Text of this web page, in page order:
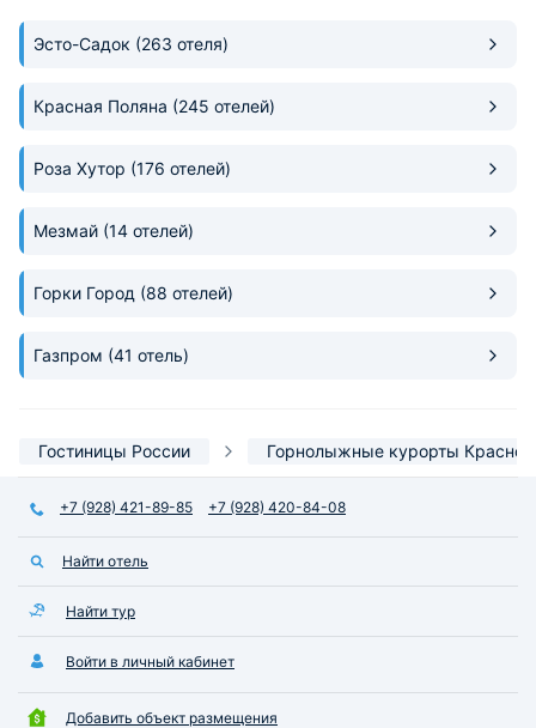
Эсто-Садок (263 отеля)
Красная Поляна (245 отелей)
Роза Хутор (176 отелей)
Мезмай (14 отелей)
Горки Город (88 отелей)
Газпром (41 отель)
Гостиницы России Горнолыжные курорты
+7 (928) 421-89-85 +7 (928) 420-84-08
Найти отель
Найти тур
Войти в личный кабинет
Добавить объект размещения